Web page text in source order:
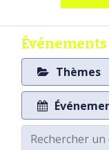
Événements
Thèmes